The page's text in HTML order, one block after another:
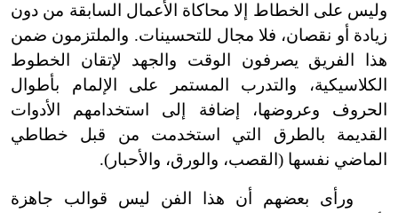
وليس على الخطاط إلا محاكاة الأعمال السابقة من دون
زيادة أو نقصان، فلا مجال للتحسينات. والملتزمون ضمن
هذا الفريق يصرفون الوقت والجهد لإتقان الخطوط
الكلاسيكية، والتدرب المستمر على الإلمام بأطوال
الحروف وعروضها، إضافة إلى استخدامهم الأدوات
القديمة بالطرق التي استخدمت من قبل خطاطي
الماضي نفسها (القصب، والورق، والأحبار).
ورأى بعضهم أن هذا الفن ليس قوالب جاهزة